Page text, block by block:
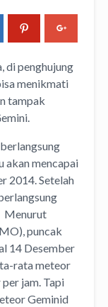
di penghujung
menikmati
tampak
akan mencapai
2014. Setelah
Menurut
puncak
14 Desember
rata meteor
jam. Tapi
Geminid